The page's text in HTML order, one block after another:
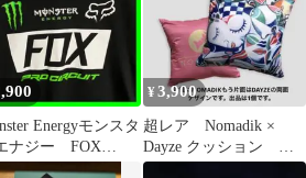
Energyモンスタ
ナジー FOX
フォックス
¥3,900
超レア Nomadik ×
Dayze クッション 限
定10個販売